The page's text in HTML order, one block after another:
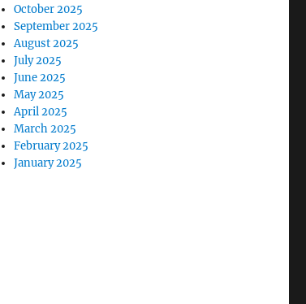
October 2025
September 2025
August 2025
July 2025
June 2025
May 2025
April 2025
March 2025
February 2025
January 2025